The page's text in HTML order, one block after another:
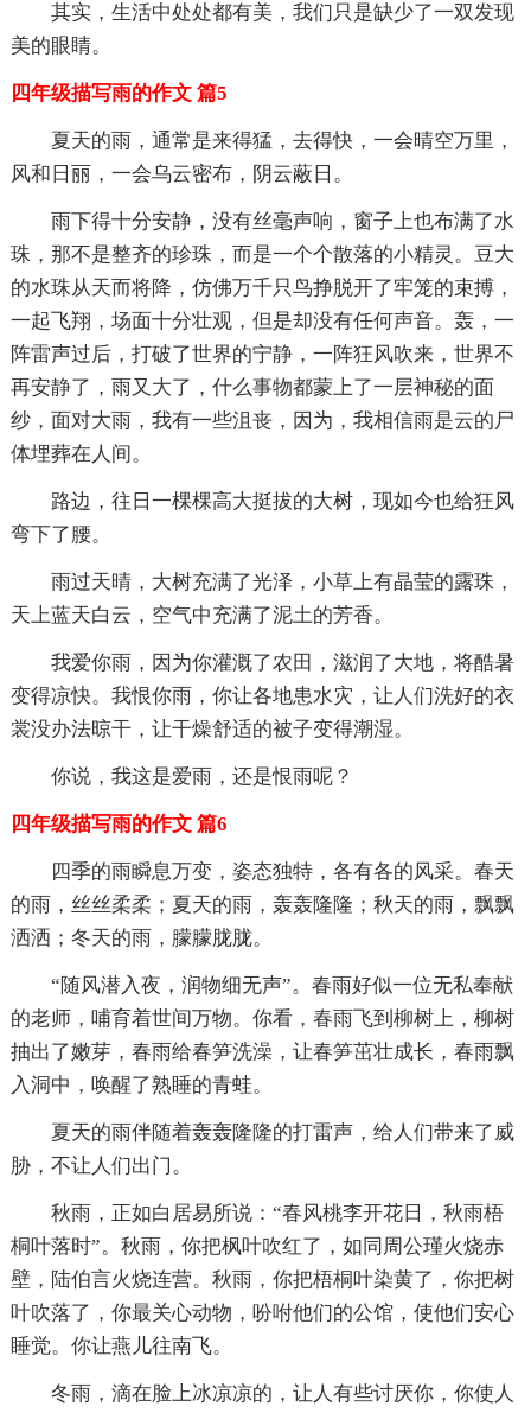
其实，生活中处处都有美，我们只是缺少了一双发现
美的眼睛。
四年级描写雨的作文 篇5
夏天的雨，通常是来得猛，去得快，一会晴空万里，
风和日丽，一会乌云密布，阴云蔽日。
雨下得十分安静，没有丝毫声响，窗子上也布满了水
珠，那不是整齐的珍珠，而是一个个散落的小精灵。豆大
的水珠从天而将降，仿佛万千只鸟挣脱开了牢笼的束搏，
一起飞翔，场面十分壮观，但是却没有任何声音。轰，一
阵雷声过后，打破了世界的宁静，一阵狂风吹来，世界不
再安静了，雨又大了，什么事物都蒙上了一层神秘的面
纱，面对大雨，我有一些沮丧，因为，我相信雨是云的尸
体埋葬在人间。
路边，往日一棵棵高大挺拔的大树，现如今也给狂风
弯下了腰。
雨过天晴，大树充满了光泽，小草上有晶莹的露珠，
天上蓝天白云，空气中充满了泥土的芳香。
我爱你雨，因为你灌溉了农田，滋润了大地，将酷暑
变得凉快。我恨你雨，你让各地患水灾，让人们洗好的衣
裳没办法晾干，让干燥舒适的被子变得潮湿。
你说，我这是爱雨，还是恨雨呢？
四年级描写雨的作文 篇6
四季的雨瞬息万变，姿态独特，各有各的风采。春天
的雨，丝丝柔柔；夏天的雨，轰轰隆隆；秋天的雨，飘飘
洒洒；冬天的雨，朦朦胧胧。
“随风潜入夜，润物细无声”。春雨好似一位无私奉献
的老师，哺育着世间万物。你看，春雨飞到柳树上，柳树
抽出了嫩芽，春雨给春笋洗澡，让春笋茁壮成长，春雨飘
入洞中，唤醒了熟睡的青蛙。
夏天的雨伴随着轰轰隆隆的打雷声，给人们带来了威
胁，不让人们出门。
秋雨，正如白居易所说：“春风桃李开花日，秋雨梧
桐叶落时”。秋雨，你把枫叶吹红了，如同周公瑾火烧赤
壁，陆伯言火烧连营。秋雨，你把梧桐叶染黄了，你把树
叶吹落了，你最关心动物，吩咐他们的公馆，使他们安心
睡觉。你让燕儿往南飞。
冬雨，滴在脸上冰凉凉的，让人有些讨厌你，你使人